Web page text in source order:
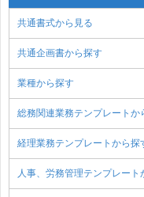
共通書式から見る
共通企画書から探す
業種から探す
総務関連業務テンプレートか
経理業務テンプレートから探
人事、労務管理テンプレート